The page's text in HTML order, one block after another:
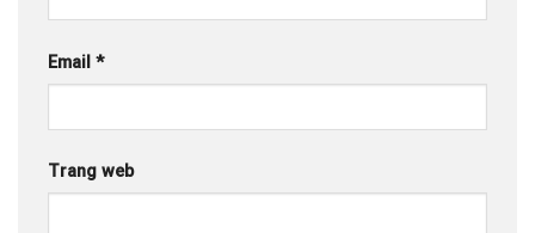
Email *
Trang web